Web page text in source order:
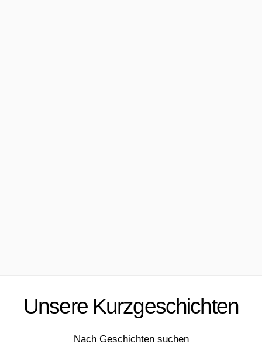
Unsere Kurzgeschichten
Nach Geschichten suchen